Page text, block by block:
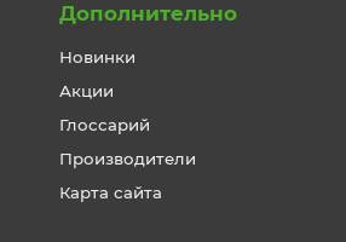
Дополнительно
Новинки
Акции
Глоссарий
Производители
Карта сайта